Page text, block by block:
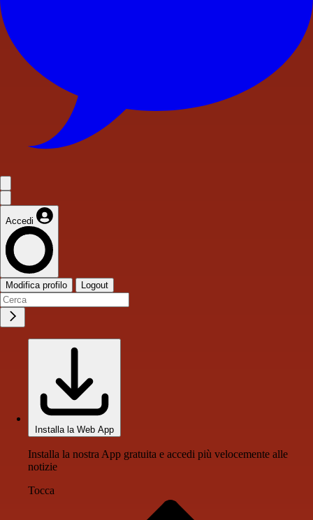
Accedi
Modifica profilo Logout
Installa la Web App
Installa la nostra App gratuita e accedi più velocemente alle
notizie
Tocca